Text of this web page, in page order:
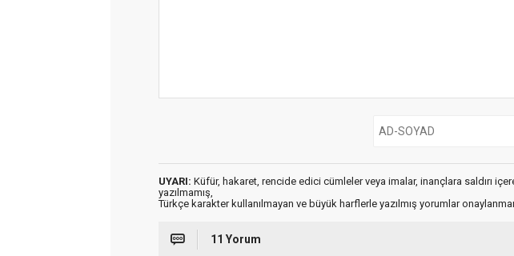
UYARI: Küfür, hakaret, rencide edici cümleler veya imalar, inançlara saldırı
yazılmamış,
Türkçe karakter kullanılmayan ve büyük harflerle yazılmış yorumlar
11 Yorum